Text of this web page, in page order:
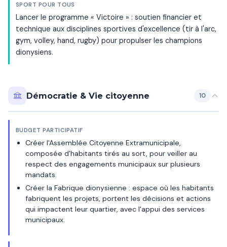
SPORT POUR TOUS
Lancer le programme « Victoire » : soutien financier et
technique aux disciplines sportives d'excellence (tir à l'arc,
gym, volley, hand, rugby) pour propulser les champions
dionysiens.
Démocratie & Vie citoyenne 10
BUDGET PARTICIPATIF
Créer l'Assemblée Citoyenne Extramunicipale,
composée d'habitants tirés au sort, pour veiller au
respect des engagements municipaux sur plusieurs
mandats.
Créer la Fabrique dionysienne : espace où les habitants
fabriquent les projets, portent les décisions et actions
qui impactent leur quartier, avec l'appui des services
municipaux.